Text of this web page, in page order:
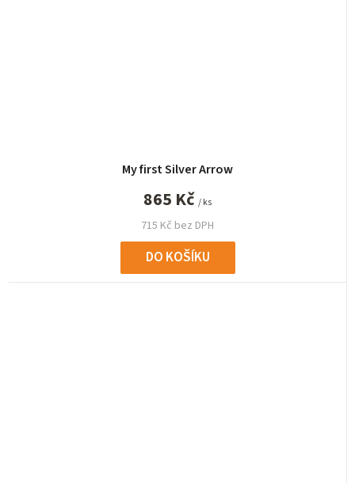
My first Silver Arrow
715 Kč bez DPH
865 Kč / ks
DO KOŠÍKU